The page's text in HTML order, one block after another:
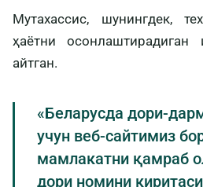
Мутахассис, шунингдек,
ҳаётни осонлаштирадиган
айтган.
«Беларусда дори-
учун веб-сайтимиз
мамлакатни қамраб
дори номини